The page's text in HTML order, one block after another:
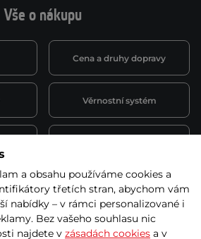
Vše o nákupu
Cena a druhy dopravy
Věrnostní systém
Kariéra
a obsahu používáme cookies a
třetích stran, abychom vám
nabídky – v rámci personalizované i
Bez vašeho souhlasu nic
najdete v zásadách cookies a v